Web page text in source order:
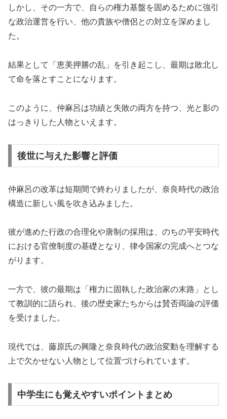
しかし、その一方で、自らの権力基盤を固めるために強引
な政治運営を行い、他の貴族や僧侶との対立を深めまし
た。
結果として「恵美押勝の乱」を引き起こし、最期は敗北し
て命を落とすことになります。
このように、仲麻呂は功績と失敗の両方を持つ、光と影の
はっきりした人物といえます。
後世に与えた影響と評価
仲麻呂の改革は短期間で終わりましたが、奈良時代の政治
構造に新しい風を吹き込みました。
彼が進めた行政の合理化や唐制の採用は、のちの平安時代
における官僚制度の基礎となり、律令国家の完成へとつな
がります。
一方で、彼の最期は「権力に固執した政治家の末路」とし
て教訓的に語られ、後の歴史家たちからは賛否両論の評価
を受けました。
現代では、藤原氏の興隆と奈良時代の政治変動を理解する
上で欠かせない人物として位置づけられています。
中学生にも覚えやすいポイントまとめ